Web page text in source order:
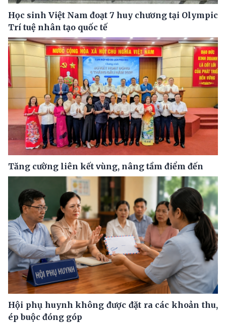
Học sinh Việt Nam đoạt 7 huy chương tại Olympic
Trí tuệ nhân tạo quốc tế
Tăng cường liên kết vùng, nâng tầm điểm đến
Hội phụ huynh không được đặt ra các khoản thu,
ép buộc đóng góp